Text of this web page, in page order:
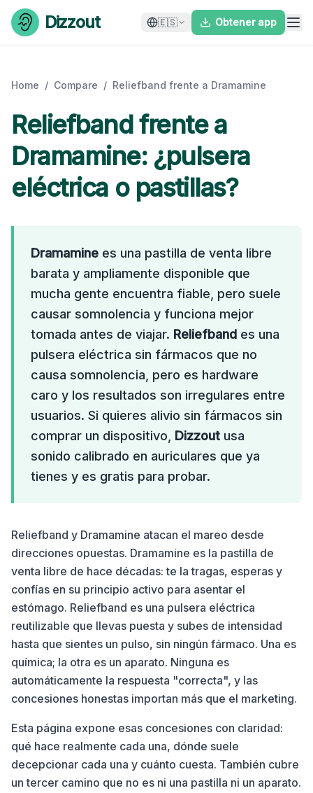
Skip to content
Dizzout 🇪🇸 Obtener app
Home / Compare / Reliefband frente a Dramamine
Reliefband frente a
Dramamine: ¿pulsera
eléctrica o pastillas?
Dramamine es una pastilla de venta libre
barata y ampliamente disponible que
mucha gente encuentra fiable, pero suele
causar somnolencia y funciona mejor
tomada antes de viajar. Reliefband es una
pulsera eléctrica sin fármacos que no
causa somnolencia, pero es hardware
caro y los resultados son irregulares entre
usuarios. Si quieres alivio sin fármacos sin
comprar un dispositivo, Dizzout usa
sonido calibrado en auriculares que ya
tienes y es gratis para probar.
Reliefband y Dramamine atacan el mareo desde
direcciones opuestas. Dramamine es la pastilla de
venta libre de hace décadas: te la tragas, esperas y
confías en su principio activo para asentar el
estómago. Reliefband es una pulsera eléctrica
reutilizable que llevas puesta y subes de intensidad
hasta que sientes un pulso, sin ningún fármaco. Una es
química; la otra es un aparato. Ninguna es
automáticamente la respuesta "correcta", y las
concesiones honestas importan más que el marketing.
Esta página expone esas concesiones con claridad:
qué hace realmente cada una, dónde suele
decepcionar cada una y cuánto cuesta. También cubre
un tercer camino que no es ni una pastilla ni un aparato.